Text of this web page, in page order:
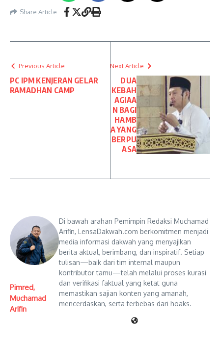
Share Article
Previous Article
PC IPM KENJERAN GELAR
RAMADHAN CAMP
Next Article
DUA
KEBAH
AGIAA
N BAGI
HAMB
A YANG
BERPU
ASA
Pimred,
Muchamad
Arifin
Di bawah arahan Pemimpin Redaksi Muchamad
Arifin, LensaDakwah.com berkomitmen menjadi
media informasi dakwah yang menyajikan
berita aktual, berimbang, dan inspiratif. Setiap
tulisan—baik dari tim internal maupun
kontributor tamu—telah melalui proses kurasi
dan verifikasi faktual yang ketat guna
memastikan sajian konten yang amanah,
mencerdaskan, serta terbebas dari hoaks.